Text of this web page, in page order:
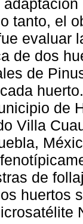
tanto, el
evaluar
de dos
de
de
Villa
de
huertos